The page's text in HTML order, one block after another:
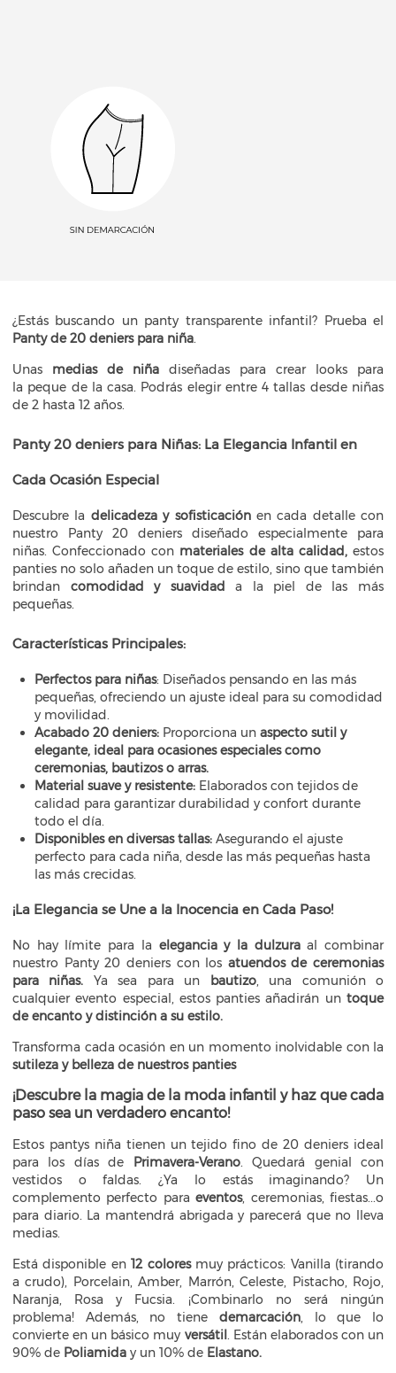
¿Estás buscando un panty transparente infantil? Prueba el
Panty de 20 deniers para niña.
Unas medias de niña diseñadas para crear looks para
la peque de la casa. Podrás elegir entre 4 tallas desde niñas
de 2 hasta 12 años.
Panty 20 deniers para Niñas: La Elegancia Infantil en
Cada Ocasión Especial
Descubre la delicadeza y sofisticaciónen cada detalle con
nuestro Panty 20 deniers diseñado especialmente para
niñas. Confeccionado con materiales de alta calidad,estos
panties no solo añaden un toque de estilo, sino que también
brindan comodidad y suavidada la piel de las más
pequeñas.
Características Principales:
Perfectos para niñas: Diseñados pensando en las más
pequeñas, ofreciendo un ajuste ideal para su comodidad
y movilidad.
Acabado 20 deniers: Proporciona un aspecto sutil y
elegante, ideal para ocasiones especiales como
ceremonias, bautizos o arras.
Material suave y resistente: Elaborados con tejidos de
calidad para garantizar durabilidad y confort durante
todo el día.
Disponibles en diversas tallas: Asegurando el ajuste
perfecto para cada niña, desde las más pequeñas hasta
las más crecidas.
¡La Elegancia se Une a la Inocencia en Cada Paso!
No hay límite para la elegancia y la dulzuraal combinar
nuestro Panty 20 deniers con los atuendos de ceremonias
para niñas. Ya sea para un bautizo, una comunión o
cualquier evento especial, estos panties añadirán un toque
de encanto y distinción a su estilo.
Transforma cada ocasión en un momento inolvidable con la
sutileza y belleza de nuestros panties
¡Descubre la magia de la moda infantil y haz que cada
paso sea un verdadero encanto!
Estos pantys niña tienen un tejido fino de 20 deniers ideal
para los días de Primavera-Verano. Quedará genial con
vestidos o faldas. ¿Ya lo estás imaginando? Un
complemento perfecto paraeventos, ceremonias, fiestas...o
para diario. La mantendrá abrigada y parecerá que no lleva
medias.
Está disponible en12 coloresmuy prácticos: Vanilla (tirando
a crudo), Porcelain, Amber, Marrón, Celeste, Pistacho, Rojo,
Naranja, Rosa y Fucsia. ¡Combinarlo no será ningún
problema! Además, no tiene demarcación, lo que lo
convierte en un básico muy versátil. Están elaborados con un
90% de Poliamida y un 10% de Elastano.